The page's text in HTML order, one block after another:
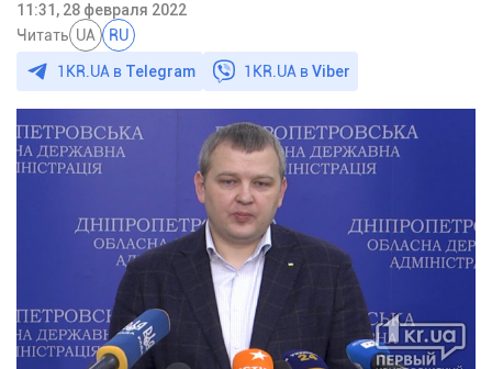
11:31, 28 февраля 2022
Читать UA RU
1KR.UA в Telegram 1KR.UA вViber